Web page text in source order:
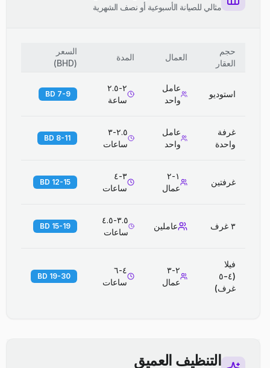
مثالي للصيانة الأسبوعية أو نصف الشهرية
حجم
العقار
العمال المدة
السعر
(
BHD
)
استوديو
عامل
واحد
٢-٢.٥
ساعة
7-9 BD
غرفة
واحدة
عامل
واحد
٢.٥-٣
ساعات
8-11 BD
غرفتين
١-٢
عمال
٣-٤
ساعات
12-15 BD
٣ غرف عاملين
٣.٥-٤.٥
ساعات
15-19 BD
فيلا
(٤-٥
غرف)
٢-٣
عمال
٤-٦
ساعات
19-30 BD
التنظيف العميق